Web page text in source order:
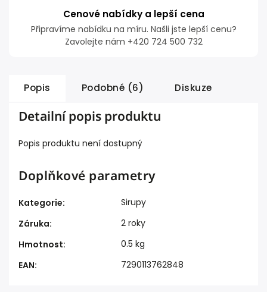
Cenové nabídky a lepší cena
Připravíme nabídku na míru. Našli jste lepší cenu?
Zavolejte nám +420 724 500 732
Popis Podobné (6) Diskuze
Detailní popis produktu
Popis produktu není dostupný
Doplňkové parametry
Kategorie:
Sirupy
Záruka:
2 roky
Hmotnost:
0.5 kg
EAN: 7290113762848